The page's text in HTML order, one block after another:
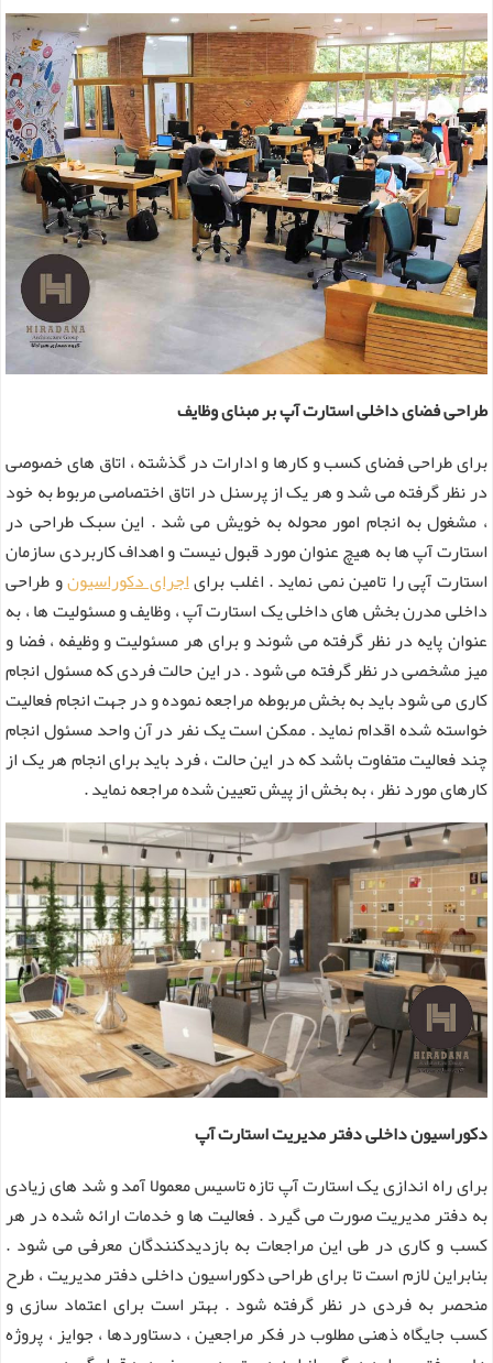
طراحی فضای داخلی استارت آپ بر مبنای وظایف
برای طراحی فضای کسب و کارها و ادارات در گذشته ، اتاق های خصوصی
در نظر گرفته می شد و هر یک از پرسنل در اتاق اختصاصی مربوط به خود
، مشغول به انجام امور محوله به خویش می شد . این سبک طراحی در
استارت آپ ها به هیچ عنوان مورد قبول نیست و اهداف کاربردی سازمان
استارت آپی را تامین نمی نماید . اغلب برایاجرای دکوراسیونو طراحی
داخلی مدرن بخش های داخلی یک استارت آپ ، وظایف و مسئولیت ها ، به
عنوان پایه در نظر گرفته می شوند و برای هر مسئولیت و وظیفه ، فضا و
میز مشخصی در نظر گرفته می شود . در این حالت فردی که مسئول انجام
کاری می شود باید به بخش مربوطه مراجعه نموده و در جهت انجام فعالیت
خواسته شده اقدام نماید . ممکن است یک نفر در آن واحد مسئول انجام
چند فعالیت متفاوت باشد که در این حالت ، فرد باید برای انجام هر یک از
کارهای مورد نظر ، به بخش از پیش تعیین شده مراجعه نماید .
دکوراسیون داخلی دفتر مدیریت استارت آپ
برای راه اندازی یک استارت آپ تازه تاسیس معمولا آمد و شد های زیادی
به دفتر مدیریت صورت می گیرد . فعالیت ها و خدمات ارائه شده در هر
کسب و کاری در طی این مراجعات به بازدیدکنندگان معرفی می شود .
بنابراین لازم است تا برای طراحی دکوراسیون داخلی دفتر مدیریت ، طرح
منحصر به فردی در نظر گرفته شود . بهتر است برای اعتماد سازی و
کسب جایگاه ذهنی مطلوب در فکر مراجعین ، دستاوردها ، جوایز ، پروژه